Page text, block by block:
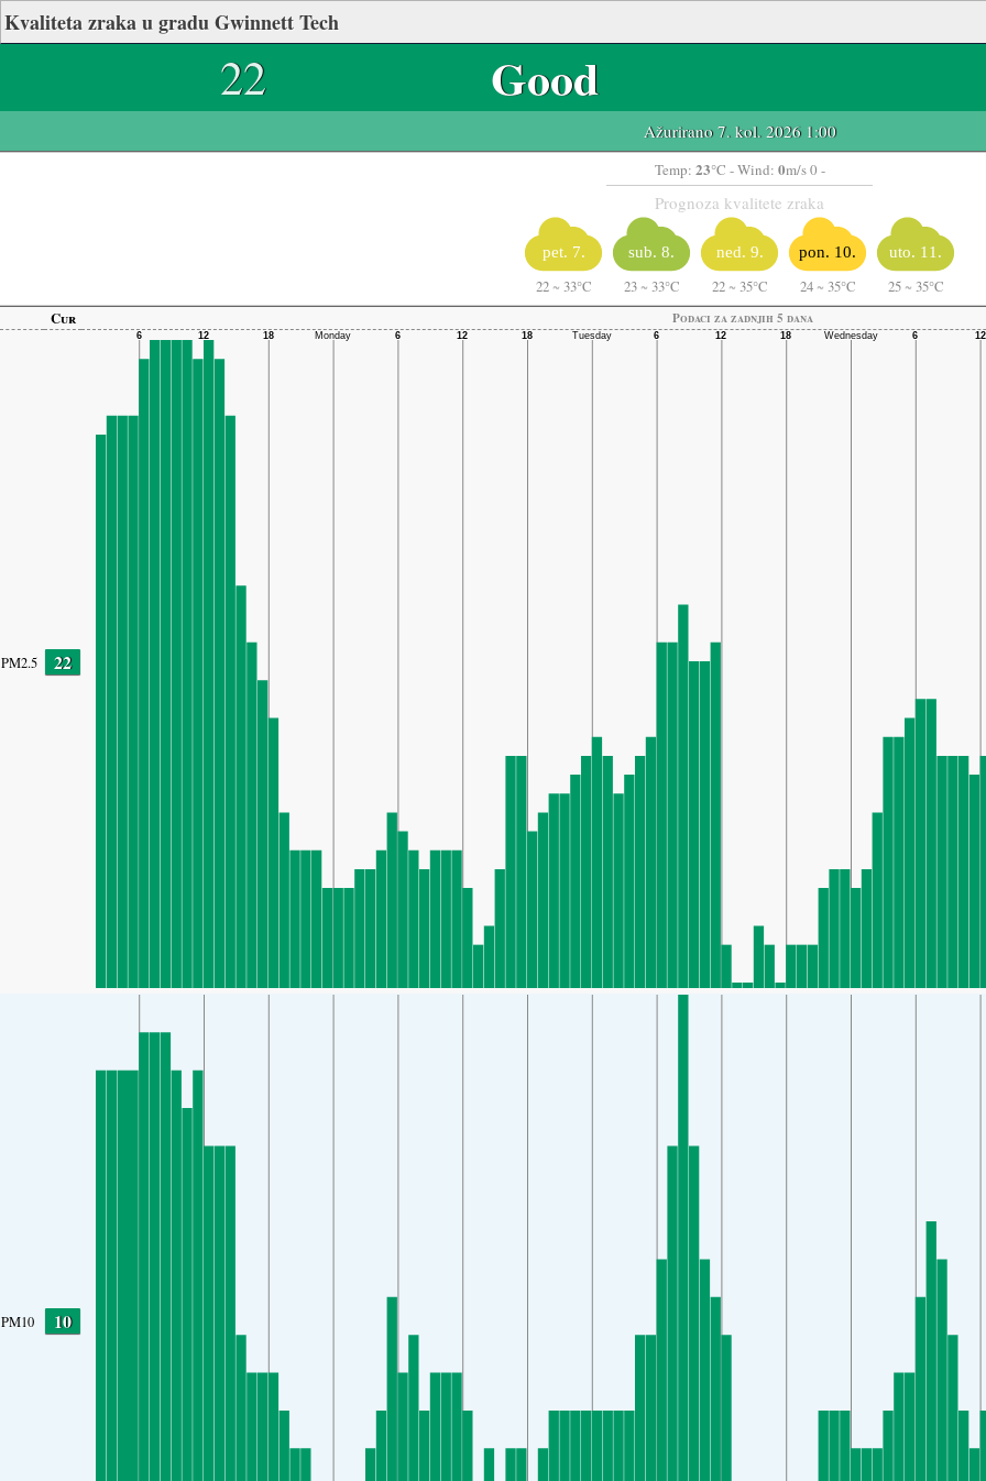
Kvaliteta zraka u gradu Gwinnett Tech
22 Good
Ažurirano 7. kol. 2026 1:00
Temp: 23°C - Wind: 0m/s 0 -
Prognoza kvalitete zraka
pet. 7.
22 ~ 33°C
sub. 8.
23 ~ 33°C
ned. 9.
22 ~ 35°C
pon. 10.
24 ~ 35°C
uto. 11.
25 ~ 35°C
Cur
Podaci za zadnjih 5 dana
PM2.5 22
PM10 10